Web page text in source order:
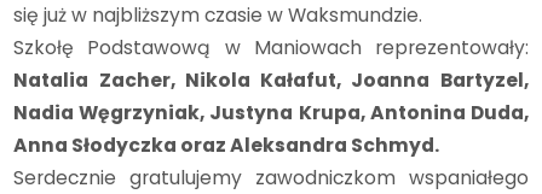
się już w najbliższym czasie w Waksmundzie.
Szkołę Podstawową w Maniowach reprezentowały:
Natalia Zacher, Nikola Kałafut, Joanna Bartyzel,
Nadia Węgrzyniak, Justyna Krupa, Antonina Duda,
Anna Słodyczka oraz Aleksandra Schmyd.
Serdecznie gratulujemy zawodniczkom wspaniałego